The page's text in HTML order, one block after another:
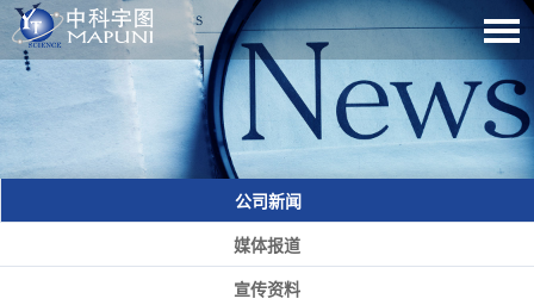
公司新闻
媒体报道
宣传资料